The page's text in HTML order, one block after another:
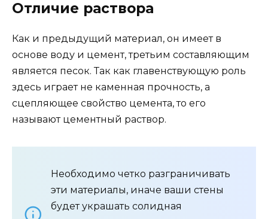
Отличие раствора
Как и предыдущий материал, он имеет в
основе воду и цемент, третьим составляющим
является песок. Так как главенствующую роль
здесь играет не каменная прочность, а
сцепляющее свойство цемента, то его
называют цементный раствор.
Необходимо четко разграничивать
эти материалы, иначе ваши стены
будет украшать солидная